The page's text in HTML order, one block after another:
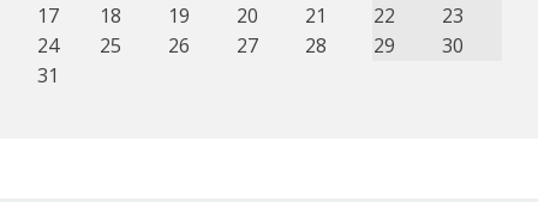
17
18 19 20 21 22
23
24
25 26 27 28 29
30
31